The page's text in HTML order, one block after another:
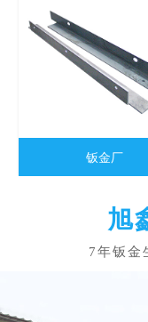
钣金厂